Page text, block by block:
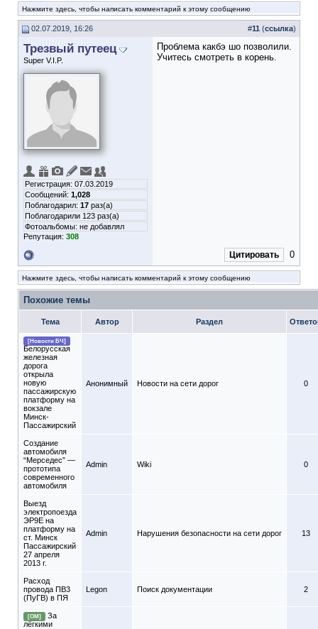
Нажмите здесь, чтобы написать комментарий к этому сообщению
02.07.2019, 16:26 #11 (ссылка)
Трезвый путеец
Super V.I.P.
Регистрация: 07.03.2019
Сообщений: 1,028
Поблагодарил: 17 раз(а)
Поблагодарили 123 раз(а)
Фотоальбомы: не добавлял
Репутация: 308
Проблема какбэ шо позволили.
Учитесь смотреть в корень.
Цитировать 0
Нажмите здесь, чтобы написать комментарий к этому сообщению
Похожие темы
Тема Автор Раздел
[Новости БЧ]
Белорусская
железная
дорога
открыла
новую
пассажирскую
платформу на
вокзале
Минск-
Пассажирский
Анонимный Новости на сети дорог 0
Создание
автомобиля
“Мерседес” —
прототипа
современного
автомобиля
Admin Wiki 0
Выезд
электропоезда
ЭР9Е на
платформу на
ст. Минск
Пассажирский
27 апреля
2013 г.
Admin Нарушения безопасности на сети дорог 13
Расход
провода ПВ3
(ПуГВ) в ПЯ
Legon Поиск документации 2
[ОМ]
За
лёгкими